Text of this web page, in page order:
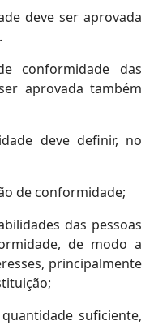
deve ser aprovada
conformidade das
aprovada também
deve definir, no
de conformidade;
das pessoas
de modo a
principalmente
suficiente,